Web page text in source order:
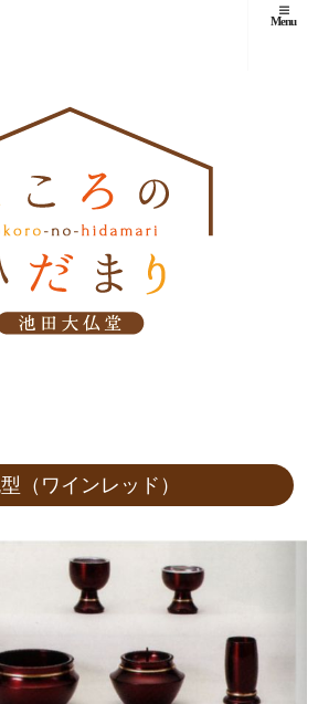
Menu
（ワインレッド）